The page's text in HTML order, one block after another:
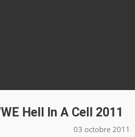
Hell In A Cell 2011
03 octobre 2011